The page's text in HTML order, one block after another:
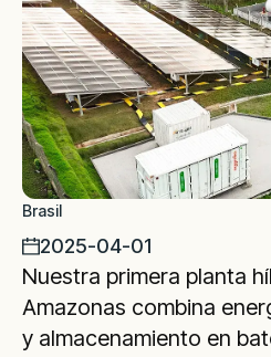
Brasil
2025-04-01
Nuestra primera planta
Amazonas combina
y almacenamiento en